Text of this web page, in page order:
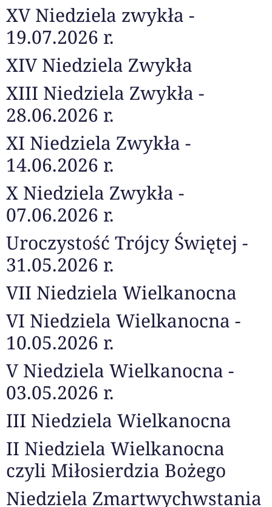
XV Niedziela zwykła -
19.07.2026 r.
XIV Niedziela Zwykła
XIII Niedziela Zwykła -
28.06.2026 r.
XI Niedziela Zwykła -
14.06.2026 r.
X Niedziela Zwykła -
07.06.2026 r.
Uroczystość Trójcy Świętej -
31.05.2026 r.
VII Niedziela Wielkanocna
VI Niedziela Wielkanocna -
10.05.2026 r.
V Niedziela Wielkanocna -
03.05.2026 r.
III Niedziela Wielkanocna
II Niedziela Wielkanocna
czyli Miłosierdzia Bożego
Niedziela Zmartwychwstania